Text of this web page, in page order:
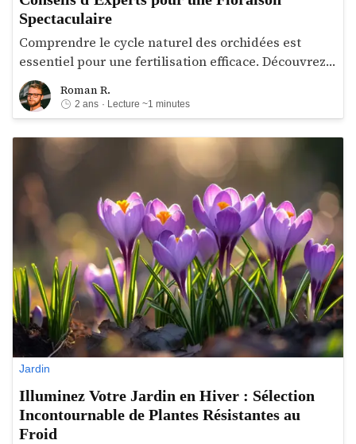
Spectaculaire
Comprendre le cycle naturel des orchidées est
essentiel pour une fertilisation efficace. Découvrez
vite comment et quand nourrir ces plantes
exotiques pour stimuler une floraison spectaculaire
et prolongée !
Roman R.Roman R.
2 ans · Lecture ~1 minutes
Jardin
Illuminez Votre Jardin en Hiver : Sélection
Incontournable de Plantes Résistantes au
Froid